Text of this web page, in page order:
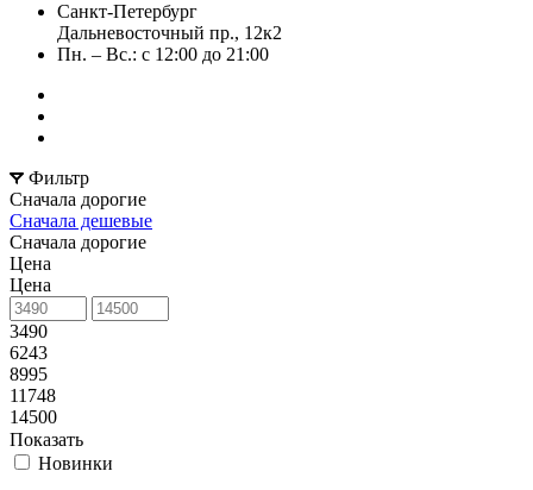
Санкт-Петербург
Дальневосточный пр., 12к2
Пн. – Вс.: с 12:00 до 21:00
Фильтр
Сначала дорогие
Сначала дешевые
Сначала дорогие
Цена
Цена
3490
6243
8995
11748
14500
Показать
Новинки